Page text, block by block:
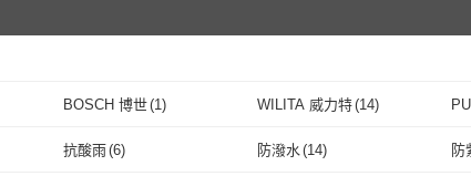
BOSCH 博世(1) WILITA 威力特(14)
MAKITA 牧田 特力屋 (1)
BOSCH 博世 WILITA 威力特
取消
抗酸雨(6) 防潑水 (14) 防
取消